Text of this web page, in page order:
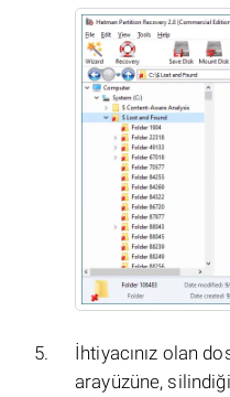
İhtiyacınız olan
arayüzüne,